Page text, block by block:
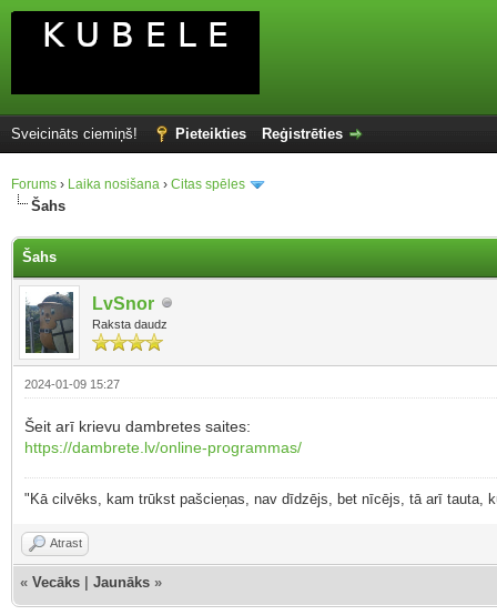
Sveicināts ciemiņš! Pieteikties Reģistrēties
Forums › Laika nosišana › Citas spēles
Šahs
Šahs
LvSnor
Raksta daudz
2024-01-09 15:27
Šeit arī krievu dambretes saites:
https://dambrete.lv/online-programmas/
"Kā cilvēks, kam trūkst pašcieņas, nav dīdzējs, bet nīcējs, tā arī tauta,
Atrast
« Vecāks Jaunāks »